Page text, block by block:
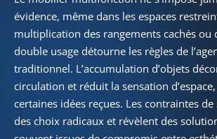
évidence, même dans les espaces
multiplication des rangements cachés ou
double usage détourne les règles de
traditionnel. L’accumulation d’objets
circulation et réduit la sensation
certaines idées reçues. Les contraintes
des choix radicaux et révèlent des